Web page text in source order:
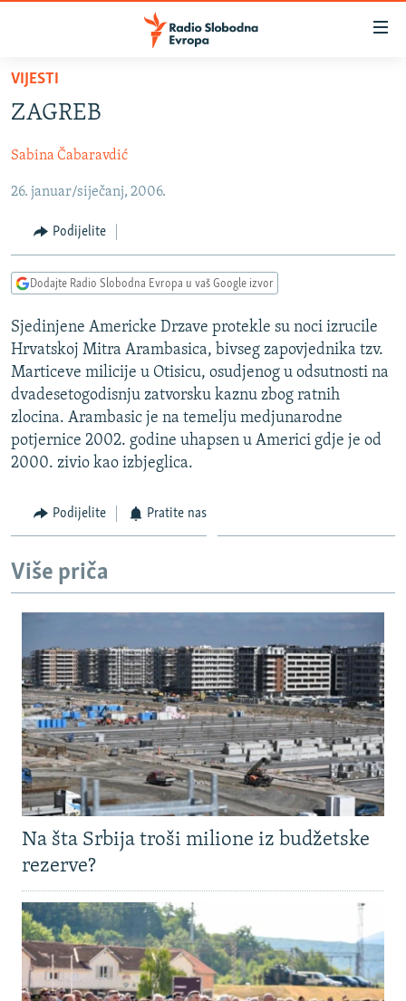
Pređite
glavni
Pređite
na
navigaciju
Pređite
na
pretragu
SRBIJA
KOSOVO
CRNA GORA
VIZUELNO
VIDEO
FOTOGALERIJE
INFOGRAFIKE
PODCASTI
RAT U UKRAJINI
KINA NA BALKANU
RSE PRIČE IZ SVIJETA
ISPRIČAJ MI
DNEVNO@RSE
VIŠE OD NASLOVA
POPLAVE I KLIZIŠTA U BIH 2024.
POST SCRIPTUM
MOJA EVROPA
TRI DECENIJE OD RATA U BIH
SVE KARTE DEJTONA
NASTANAK I RASPAD JUGOSLAVIJE
PRATITE NAS
VIJESTI
ZAGREB
Sabina Čabaravdić
26. januar/siječanj, 2006.
Podijelite
Dodajte Radio Slobodna Evropa u vaš Google izvor
Sjedinjene Americke Drzave protekle su noci izrucile
Hrvatskoj Mitra Arambasica, bivseg zapovjednika tzv.
Marticeve milicije u Otisicu, osudjenog u odsutnosti na
dvadesetogodisnju zatvorsku kaznu zbog ratnih
zlocina. Arambasic je na temelju medjunarodne
potjernice 2002. godine uhapsen u Americi gdje je od
2000. zivio kao izbjeglica.
Podijelite Pratite nas
Više priča
Na šta Srbija troši milione iz budžetske
rezerve?